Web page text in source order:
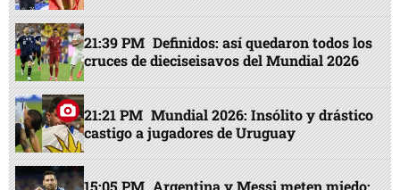
21:39 PM Definidos: así quedaron todos los
cruces de dieciseisavos del Mundial 2026
21:21 PM Mundial 2026: Insólito y drástico
castigo a jugadores de Uruguay
15:05 PM Argentina y Messi meten miedo: